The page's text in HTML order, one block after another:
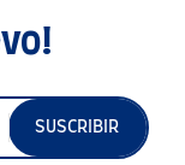
SUSCRIBIR